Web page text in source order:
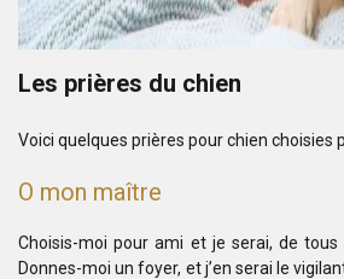
Les prières du chien
Voici quelques prières pour chien choisies
O mon maître
Choisis-moi pour ami et je serai, de tous
Donnes-moi un foyer, et j’en serai le